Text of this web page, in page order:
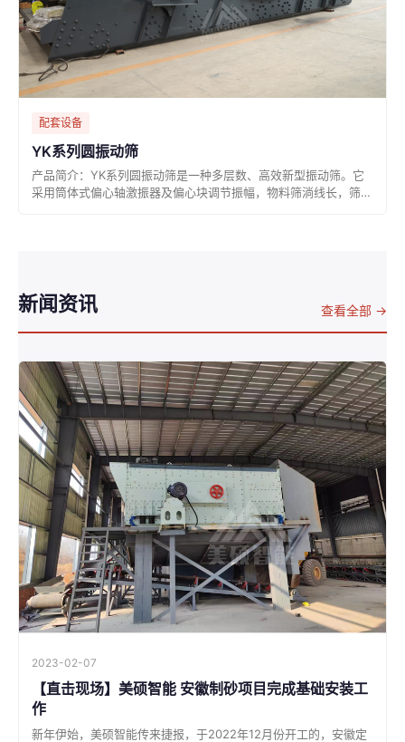
配套设备
YK系列圆振动筛
产品简介：YK系列圆振动筛是一种多层数、高效新型振动筛。它
采用筒体式偏心轴激振器及偏心块调节振幅，物料筛淌线长，筛分
新闻资讯 查看全部 →
2023-02-07
【直击现场】美硕智能 安徽制砂项目完成基础安装工
作
新年伊始，美硕智能传来捷报，于2022年12月份开工的，安徽定